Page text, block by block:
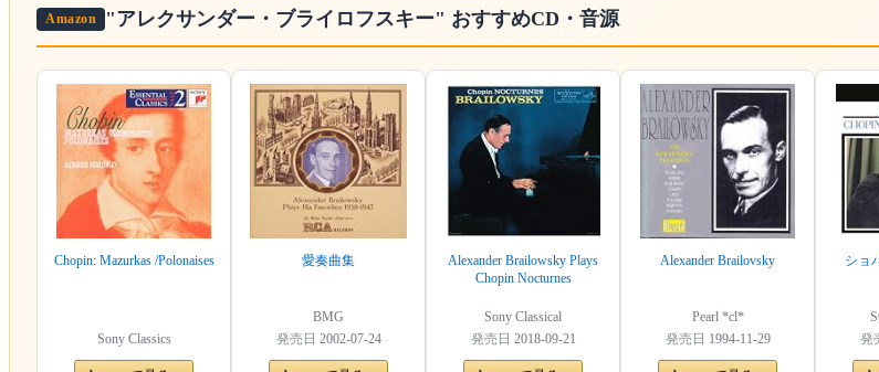
Amazon "アレクサンダー・ブライロフスキー" おすすめCD・音源
Chopin: Mazurkas /Polonaises
Sony Classics
愛奏曲集
BMG
発売日 2002-07-24
Alexander Brailowsky Plays
Chopin Nocturnes
Sony Classical
発売日 2018-09-21
Alexander Brailovsky
Pearl *cl*
発売日 1994-11-29
ショ
発